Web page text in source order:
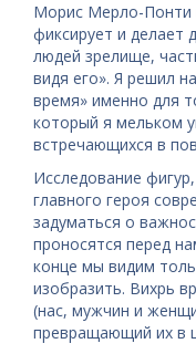
Морис Мерло-Понти
фиксирует и делает
людей зрелище,
видя его». Я решил
время» именно для
который я мельком
встречающихся в
Исследование
главного героя
задуматься о
проносятся перед
конце мы видим
изобразить. Вихрь
(нас, мужчин и
превращающий их в